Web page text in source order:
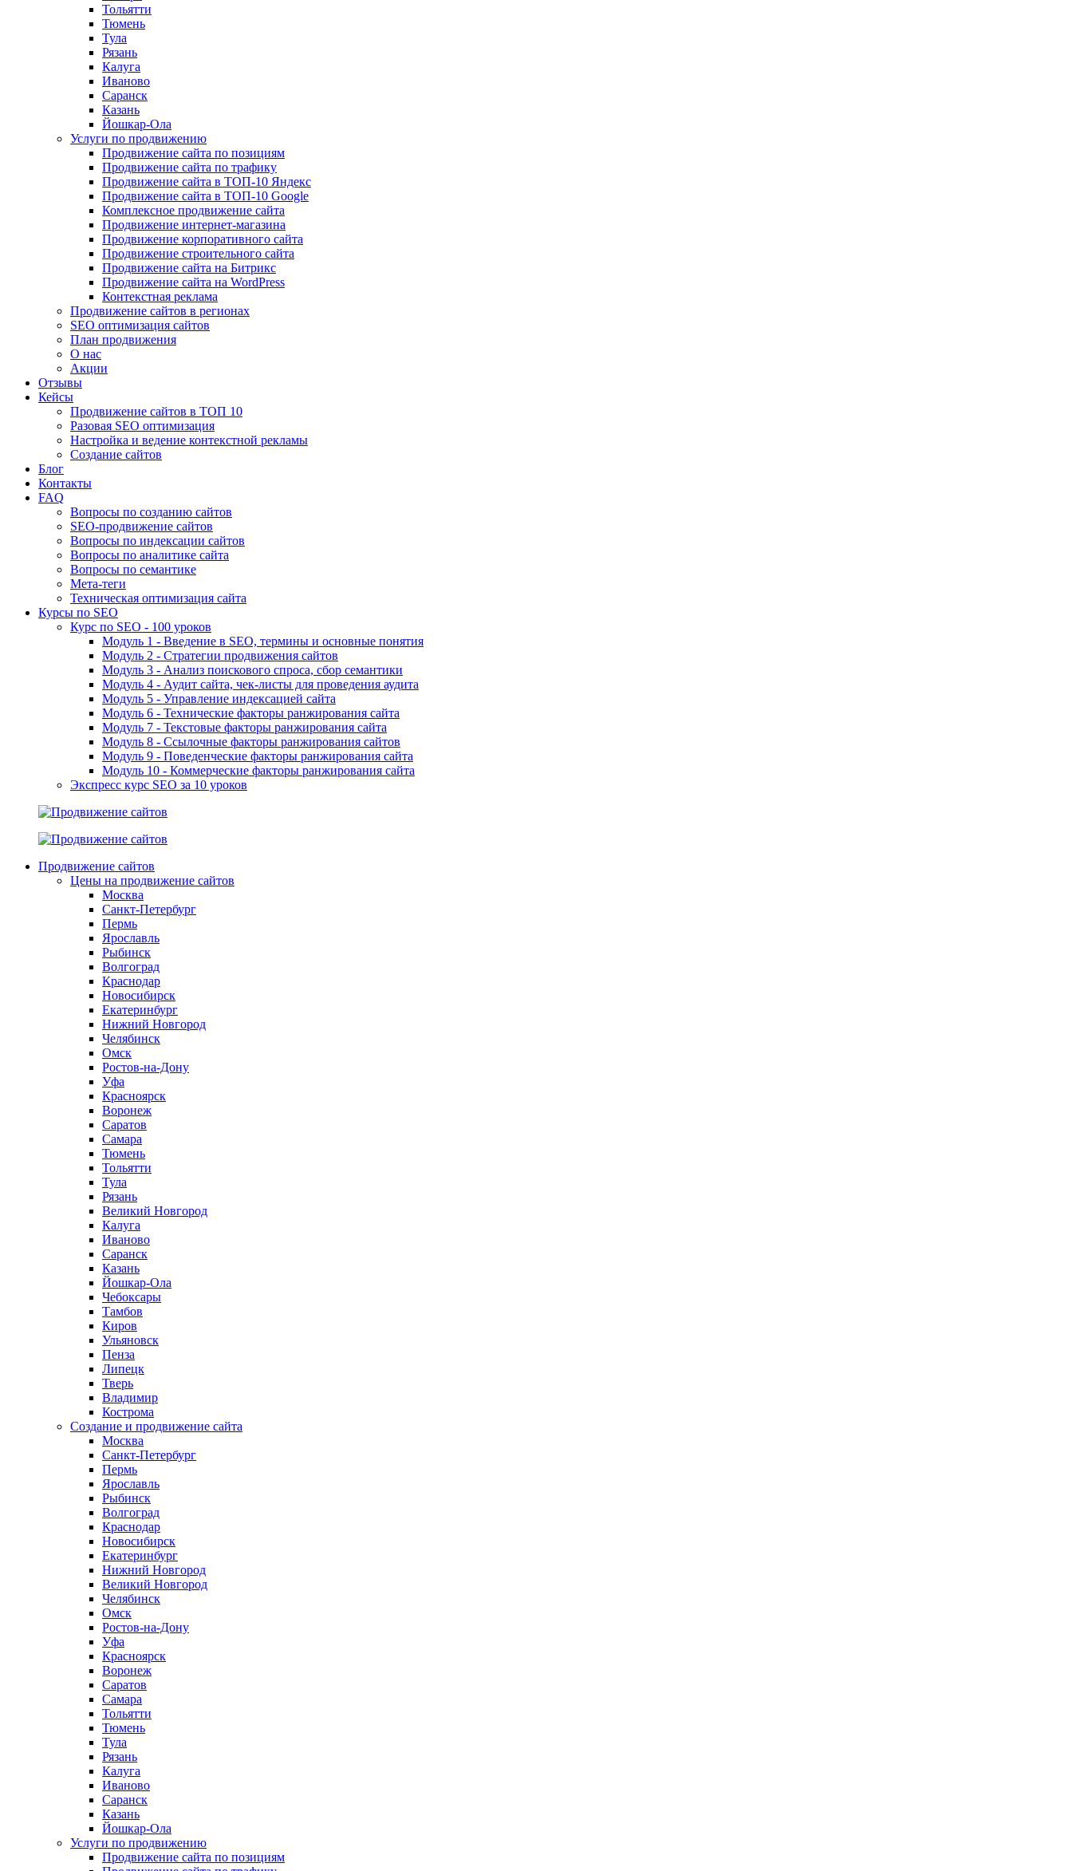
Тольятти
Тюмень
Тула
Рязань
Калуга
Иваново
Саранск
Казань
Йошкар-Ола
Услуги по продвижению
Продвижение сайта по позициям
Продвижение сайта по трафику
Продвижение сайта в ТОП-10 Яндекс
Продвижение сайта в ТОП-10 Google
Комплексное продвижение сайта
Продвижение интернет-магазина
Продвижение корпоративного сайта
Продвижение строительного сайта
Продвижение сайта на Битрикс
Продвижение сайта на WordPress
Контекстная реклама
Продвижение сайтов в регионах
SEO оптимизация сайтов
План продвижения
О нас
Акции
Отзывы
Кейсы
Продвижение сайтов в ТОП 10
Разовая SEO оптимизация
Настройка и ведение контекстной рекламы
Создание сайтов
Блог
Контакты
FAQ
Вопросы по созданию сайтов
SEO-продвижение сайтов
Вопросы по индексации сайтов
Вопросы по аналитике сайта
Вопросы по семантике
Мета-теги
Техническая оптимизация сайта
Курсы по SEO
Курс по SEO - 100 уроков
Модуль 1 - Введение в SEO, термины и основные понятия
Модуль 2 - Стратегии продвижения сайтов
Модуль 3 - Анализ поискового спроса, сбор семантики
Модуль 4 - Аудит сайта, чек-листы для проведения аудита
Модуль 5 - Управление индексацией сайта
Модуль 6 - Технические факторы ранжирования сайта
Модуль 7 - Текстовые факторы ранжирования сайта
Модуль 8 - Ссылочные факторы ранжирования сайтов
Модуль 9 - Поведенческие факторы ранжирования сайта
Модуль 10 - Коммерческие факторы ранжирования сайта
Экспресс курс SEO за 10 уроков
Продвижение сайтов
Цены на продвижение сайтов
Москва
Санкт-Петербург
Пермь
Ярославль
Рыбинск
Волгоград
Краснодар
Новосибирск
Екатеринбург
Нижний Новгород
Челябинск
Омск
Ростов-на-Дону
Уфа
Красноярск
Воронеж
Саратов
Самара
Тюмень
Тольятти
Тула
Рязань
Великий Новгород
Калуга
Иваново
Саранск
Казань
Йошкар-Ола
Чебоксары
Тамбов
Киров
Ульяновск
Пенза
Липецк
Тверь
Владимир
Кострома
Создание и продвижение сайта
Москва
Санкт-Петербург
Пермь
Ярославль
Рыбинск
Волгоград
Краснодар
Новосибирск
Екатеринбург
Нижний Новгород
Великий Новгород
Челябинск
Омск
Ростов-на-Дону
Уфа
Красноярск
Воронеж
Саратов
Самара
Тольятти
Тюмень
Тула
Рязань
Калуга
Иваново
Саранск
Казань
Йошкар-Ола
Услуги по продвижению
Продвижение сайта по позициям